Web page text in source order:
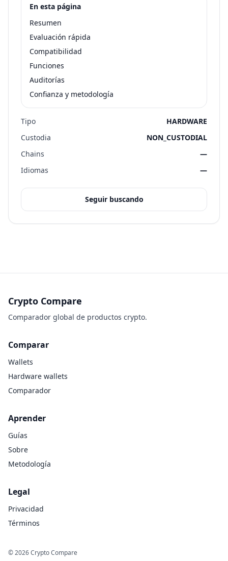
En esta página
Resumen
Evaluación rápida
Compatibilidad
Funciones
Auditorías
Confianza y metodología
Tipo
HARDWARE
Custodia
NON_CUSTODIAL
Chains
—
Idiomas
—
Seguir buscando
Crypto Compare
Comparador global de productos crypto.
Comparar
Wallets
Hardware wallets
Comparador
Aprender
Guías
Sobre
Metodología
Legal
Privacidad
Términos
©2026Crypto Compare